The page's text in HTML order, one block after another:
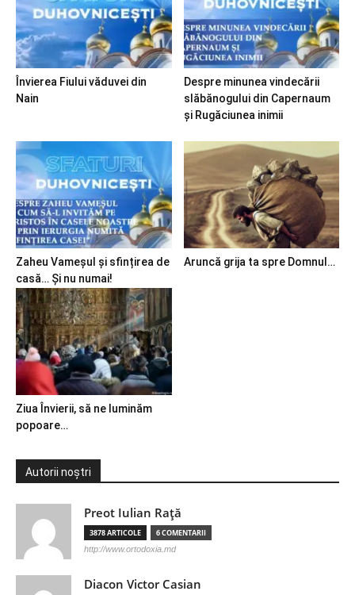
Învierea Fiului văduvei din
Nain
Despre minunea vindecării
slăbănogului din Capernaum
și Rugăciunea inimii
Zaheu Vameșul și sfințirea de
casă… Și nu numai!
Aruncă grija ta spre Domnul…
Ziua Învierii, să ne luminăm
popoare…
Autorii noștri
Preot Iulian Raţă
3878 ARTICOLE 6 COMENTARII
http://www.ortodoxia.md
Diacon Victor Casian